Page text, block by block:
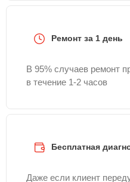
Ремонт за 1 день
В 95% случаев ремонт
в течение 1-2 часов
Бесплатная
Даже если клиент